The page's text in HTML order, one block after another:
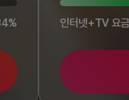
인터넷+TV 요